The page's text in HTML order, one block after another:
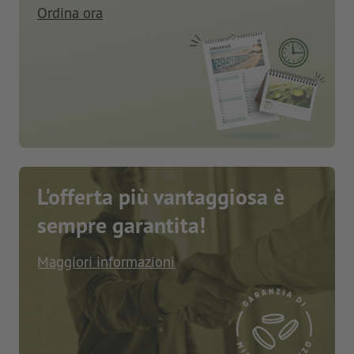
Ordina ora
L'offerta più vantaggiosa è
sempre garantita!
Maggiori informazioni